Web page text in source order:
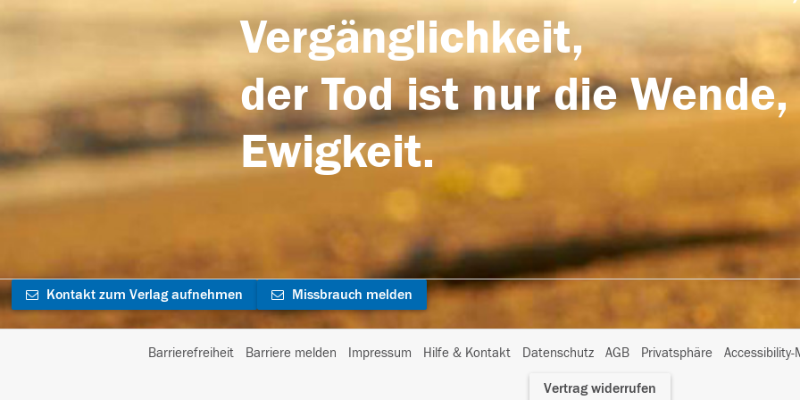
Vergänglichkeit,
der Tod ist nur die
Ewigkeit.
Kontakt zum Verlag aufnehmen Missbrauch melden
Barrierefreiheit Barriere melden Impressum Hilfe & Kontakt Datenschutz AGB Privatsphäre
I
Vertrag widerrufen